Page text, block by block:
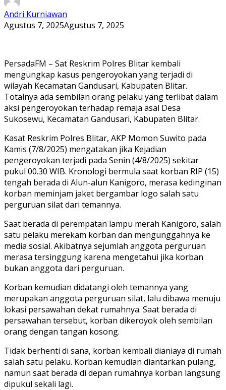
Andri Kurniawan
Agustus 7, 2025Agustus 7, 2025
PersadaFM – Sat Reskrim Polres Blitar kembali
mengungkap kasus pengeroyokan yang terjadi di
wilayah Kecamatan Gandusari, Kabupaten Blitar.
Totalnya ada sembilan orang pelaku yang terlibat dalam
aksi pengeroyokan terhadap remaja asal Desa
Sukosewu, Kecamatan Gandusari, Kabupaten Blitar.
Kasat Reskrim Polres Blitar, AKP Momon Suwito pada
Kamis (7/8/2025) mengatakan jika Kejadian
pengeroyokan terjadi pada Senin (4/8/2025) sekitar
pukul 00.30 WIB. Kronologi bermula saat korban RIP (15)
tengah berada di Alun-alun Kanigoro, merasa kedinginan
korban meminjam jaket bergambar logo salah satu
perguruan silat dari temannya.
Saat berada di perempatan lampu merah Kanigoro, salah
satu pelaku merekam korban dan mengunggahnya ke
media sosial. Akibatnya sejumlah anggota perguruan
merasa tersinggung karena mengetahui jika korban
bukan anggota dari perguruan.
Korban kemudian didatangi oleh temannya yang
merupakan anggota perguruan silat, lalu dibawa menuju
lokasi persawahan dekat rumahnya. Saat berada di
persawahan tersebut, korban dikeroyok oleh sembilan
orang dengan tangan kosong.
Tidak berhenti di sana, korban kembali dianiaya di rumah
salah satu pelaku. Korban kemudian diantarkan pulang,
namun saat berada di depan rumahnya korban langsung
dipukul sekali lagi.